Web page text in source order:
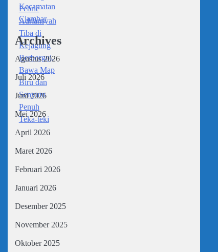
Archives
Agustus 2026
Juli 2026
Juni 2026
Mei 2026
April 2026
Maret 2026
Februari 2026
Januari 2026
Desember 2025
November 2025
Oktober 2025